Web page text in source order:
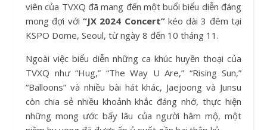
viên của TVXQ đã mang đến một buổi biểu diễn đáng
mong đợi với “JX 2024 Concert”kéo dài 3 đêm tại
KSPO Dome, Seoul, từ ngày 8 đến 10 tháng 11.
Ngoài việc biểu diễn những ca khúc huyền thoại của
TVXQ như “Hug,” “The Way U Are,” “Rising Sun,”
“Balloons” và nhiều bài hát khác, Jaejoong và Junsu
còn chia sẻ nhiều khoảnh khắc đáng nhớ, thực hiện
những mong ước bấy lâu của người hâm mộ, một